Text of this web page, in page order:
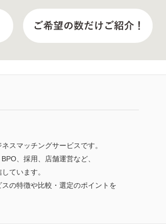
スマッチングサービスです。
、採用、店舗運営など、
ています。
の特徴や比較・選定のポイントを